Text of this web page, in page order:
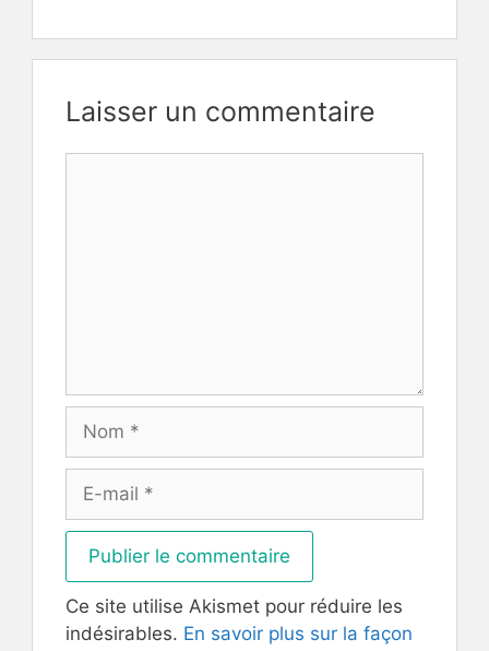
Laisser un commentaire
mail
Ce site utilise Akismet pour réduire les
indésirables. En savoir plus sur la façon